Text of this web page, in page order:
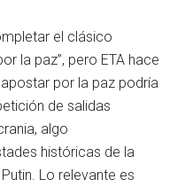
el clásico
la paz”, pero ETA hace
por la paz podría
de salidas
algo
históricas de la
Lo relevante es